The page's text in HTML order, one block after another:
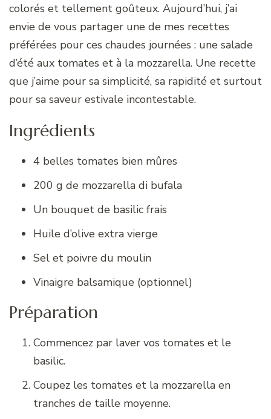
colorés et tellement goûteux. Aujourd’hui, j’ai
envie de vous partager une de mes recettes
préférées pour ces chaudes journées : une salade
d’été aux tomates et à la mozzarella. Une recette
que j’aime pour sa simplicité, sa rapidité et surtout
pour sa saveur estivale incontestable.
Ingrédients
4 belles tomates bien mûres
200 g de mozzarella di bufala
Un bouquet de basilic frais
Huile d’olive extra vierge
Sel et poivre du moulin
Vinaigre balsamique (optionnel)
Préparation
Commencez par laver vos tomates et le
basilic.
Coupez les tomates et la mozzarella en
tranches de taille moyenne.